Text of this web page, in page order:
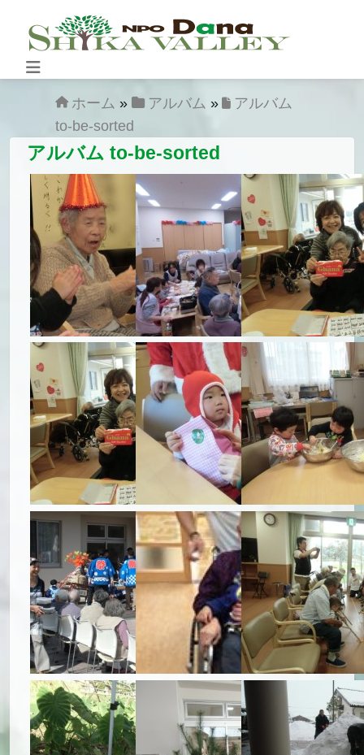
Main
Navigation
ホーム » アルバム »
アルバム
to-be-sorted
アルバム to-be-sorted